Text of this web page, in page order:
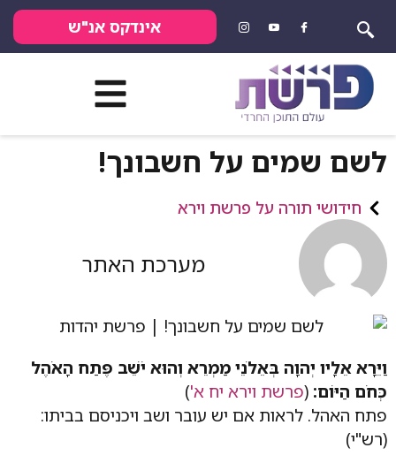
אינדקס אנ"ש
לשם שמים על חשבונך!
חידושי תורה על פרשת וירא
מערכת האתר
וַיֵּרָא אֵלָיו יְהוָה בְּאֵלֹנֵי מַמְרֵא וְהוּא יֹשֵׁב פֶּתַח הָאֹהֶל
כְּחֹם הַיּוֹם: (פרשת וירא יח א')
פתח האהל. לראות אם יש עובר ושב ויכניסם בביתו:
(רש"י)